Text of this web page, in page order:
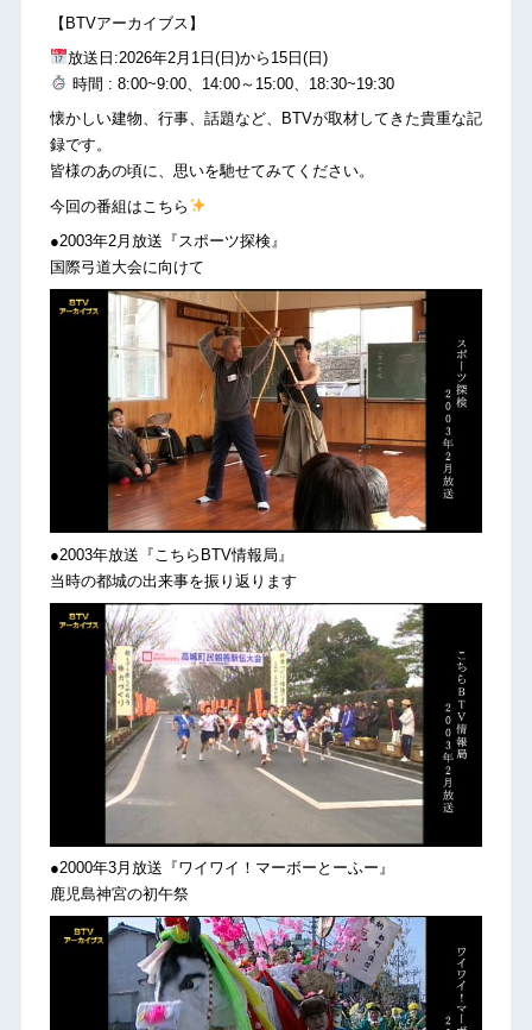
【BTVアーカイブス】
放送日:2026年2月1日(日)から15日(日)
時間 : 8:00~9:00、14:00～15:00、18:30~19:30
懐かしい建物、行事、話題など、BTVが取材してきた貴重な記
録です。
皆様のあの頃に、思いを馳せてみてください。
今回の番組はこちら
●2003年2月放送『スポーツ探検』
国際弓道大会に向けて
●2003年放送『こちらBTV情報局』
当時の都城の出来事を振り返ります
●2000年3月放送『ワイワイ！マーボーとーふー』
鹿児島神宮の初午祭